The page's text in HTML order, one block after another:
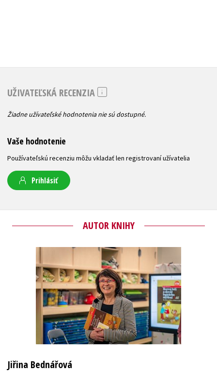
UŽIVATEĽSKÁ RECENZIA
Žiadne užívateľské hodnotenia nie sú dostupné.
Vaše hodnotenie
Používateľskú recenziu môžu vkladať len registrovaní užívatelia
Prihlásiť
AUTOR KNIHY
Jiřina Bednářová